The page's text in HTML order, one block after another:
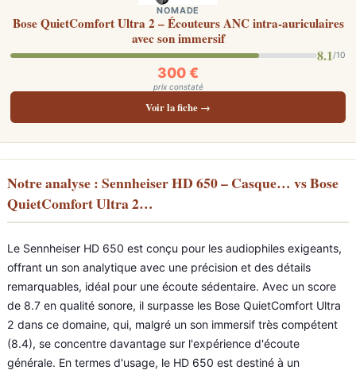
NOMADE
Bose QuietComfort Ultra 2 – Écouteurs ANC intra-auriculaires
avec son immersif
8.1/10
300 €
prix constaté
Voir la fiche →
Notre analyse : Sennheiser HD 650 – Casque… vs Bose
QuietComfort Ultra 2…
Le Sennheiser HD 650 est conçu pour les audiophiles exigeants,
offrant un son analytique avec une précision et des détails
remarquables, idéal pour une écoute sédentaire. Avec un score
de 8.7 en qualité sonore, il surpasse les Bose QuietComfort Ultra
2 dans ce domaine, qui, malgré un son immersif très compétent
(8.4), se concentre davantage sur l'expérience d'écoute
générale. En termes d'usage, le HD 650 est destiné à un